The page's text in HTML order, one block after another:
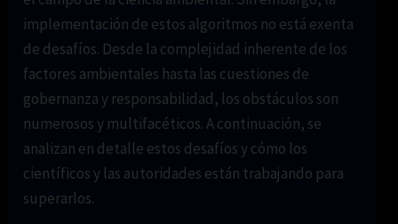
implementación de estos algoritmos no está exenta
de desafíos. Desde la complejidad inherente de los
factores ambientales hasta las cuestiones de
gobernanza y responsabilidad, los obstáculos son
numerosos y multifacéticos. A continuación, se
analizan en detalle estos desafíos y cómo los
científicos y las autoridades están trabajando para
superarlos.